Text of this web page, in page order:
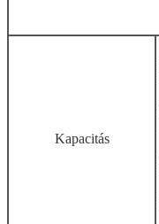
Kapacitás